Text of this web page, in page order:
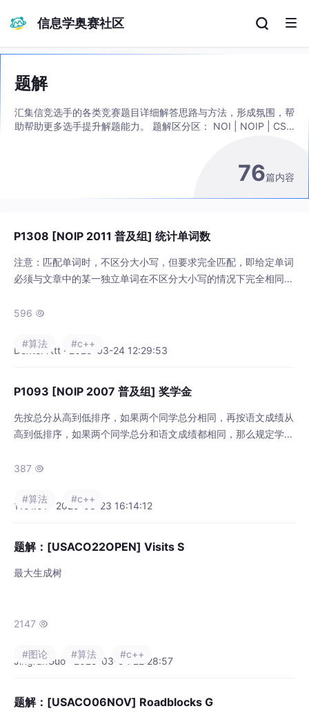
信息学奥赛社区
题解
汇集信竞选手的各类竞赛题目详细解答思路与方法，形成氛围，帮
助帮助更多选手提升解题能力。 题解区分区： NOI | NOIP | CSP
梦熊 J 组 · 苹果赛 & LSOT Round 3 | [LSOT-3] 嗯欧哎76篇内容
P1308 [NOIP 2011 普及组] 统计单词数
注意：匹配单词时，不区分大小写，但要求完全匹配，即给定单词
必须与文章中的某一独立单词在不区分大小写的情况下完全相同
算匹配（参见样例 2）。一行，如果在文章中找到给定单词则输出
现的次数和第一次出现的位置（即在文章中第一次出现时，单词首
596 
DexterYttt · 2025-03-24 12:29:53
#算法 #c++
P1093 [NOIP 2007 普及组] 奖学金
先按总分从高到低排序，如果两个同学总分相同，再按语文成绩从
高到低排序，如果两个同学总分和语文成绩都相同，那么规定学号
的 3 个数字依次表示学号为 j−1 的学生的语文、数学、英语的成
语三科成绩之和) ，但学号为 7 的学生语文成绩更高一些。任务：
387 
1101.01 · 2025-03-23 16:14:12
#算法 #c++
题解：[USACO22OPEN] Visits S
最大生成树
2147 
JingranGuo · 2025-03-04 22:28:57
#图论 #算法 #c++
题解：[USACO06NOV] Roadblocks G